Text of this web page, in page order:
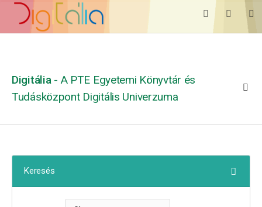
Digitália - A PTE Egyetemi Könyvtár és
Tudásközpont Digitális Univerzuma
Keresés